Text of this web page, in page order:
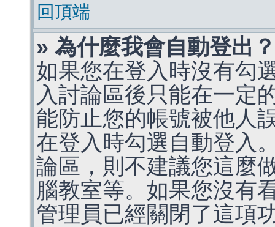
回頂端
» 為什麼我會自動登出？
如果您在登入時沒有勾
入討論區後只能在一定
能防止您的帳號被他人
在登入時勾選自動登入
論區，則不建議您這麼
腦教室等。如果您沒有
管理員已經關閉了這項